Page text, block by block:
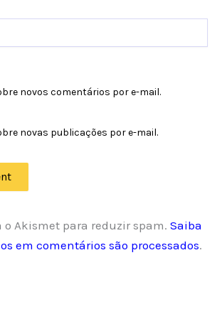
novos comentários por e-mail.
novas publicações por e-mail.
o Akismet para reduzir spam. Saiba
em comentários são processados.